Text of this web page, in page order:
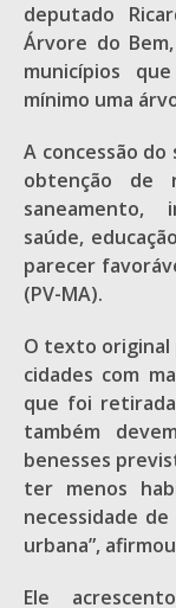
deputado
Árvore do
municípios
mínimo uma
A concessão
obtenção de
saneamento,
saúde,
parecer
(PV-MA).
O texto original
cidades com
que foi
também
benesses
ter menos
necessidade
urbana”,
Ele